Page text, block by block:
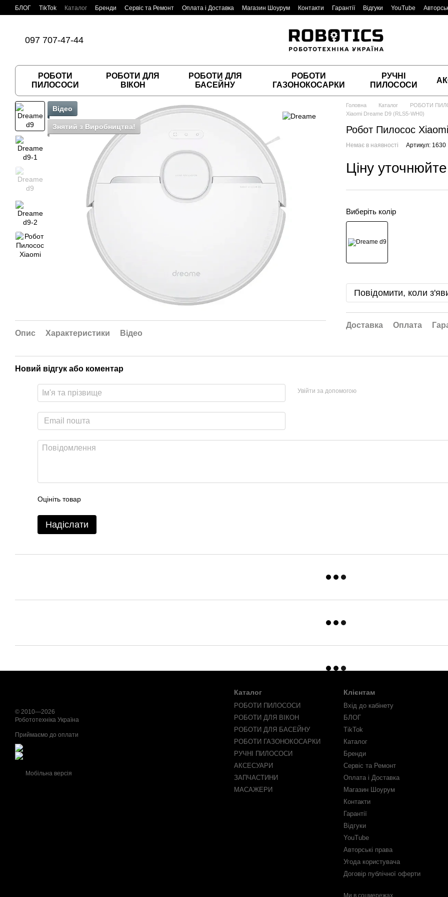
Перейти до основного контенту
БЛОГ TikTok Каталог Бренди Сервіс та Ремонт Оплата і Доставка Магазин Шоурум Контакти Гарантії Відгуки YouTube
097 707-47-44
РОБОТИ
ПИЛОСОСИ
РОБОТИ ДЛЯ
ВІКОН
РОБОТИ ДЛЯ
БАСЕЙНУ
РОБОТИ
ГАЗОНОКОСАРКИ
РУЧНІ
ПИЛОСОСИ
Відео
Знятий з Виробництва!
Опис Характеристики Відео
Головна Каталог РОБОТИ
Xiaomi Dreame D9 (RLS5-WH0)
Робот Пилосос
Немає в наявності Артикул: 1630
Ціну уточнюйте
Виберіть колір
Повідомити, коли
Доставка Оплата
Новий відгук або коментар
Увійти за допомогою
Оцініть товар
Надіслати
© 2010—2026
Робототехніка Україна
Приймаємо до оплати
Мобільна версія
Каталог
РОБОТИ ПИЛОСОСИ
РОБОТИ ДЛЯ ВІКОН
РОБОТИ ДЛЯ БАСЕЙНУ
РОБОТИ ГАЗОНОКОСАРКИ
РУЧНІ ПИЛОСОСИ
АКСЕСУАРИ
ЗАПЧАСТИНИ
МАСАЖЕРИ
Клієнтам
Вхід до кабінету
БЛОГ
TikTok
Каталог
Бренди
Сервіс та Ремонт
Оплата і Доставка
Магазин Шоурум
Контакти
Гарантії
Відгуки
YouTube
Авторські права
Угода користувача
Договір публічної оферти
Ми в соцмережах